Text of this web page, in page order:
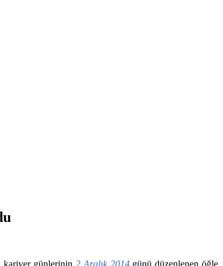
kariyer günlerinin 2 Aralık 2014günü düzenlenen öğle